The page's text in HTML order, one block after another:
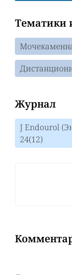
Тематики
Журнал
J Endourol
24(12)